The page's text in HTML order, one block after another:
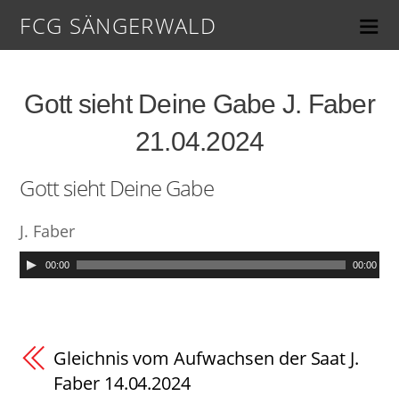
FCG SÄNGERWALD
Gott sieht Deine Gabe J. Faber
21.04.2024
Gott sieht Deine Gabe
J. Faber
00:00 00:00
Gleichnis vom Aufwachsen der Saat J.
Faber 14.04.2024